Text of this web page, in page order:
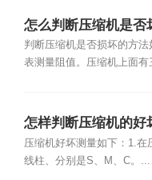
怎么判断压缩机是否
判断压缩机是否损坏的方
表测量阻值。压缩机上面有
怎样判断压缩机的好
压缩机好坏测量如下：1.在
线柱、分别是S、M、C。...